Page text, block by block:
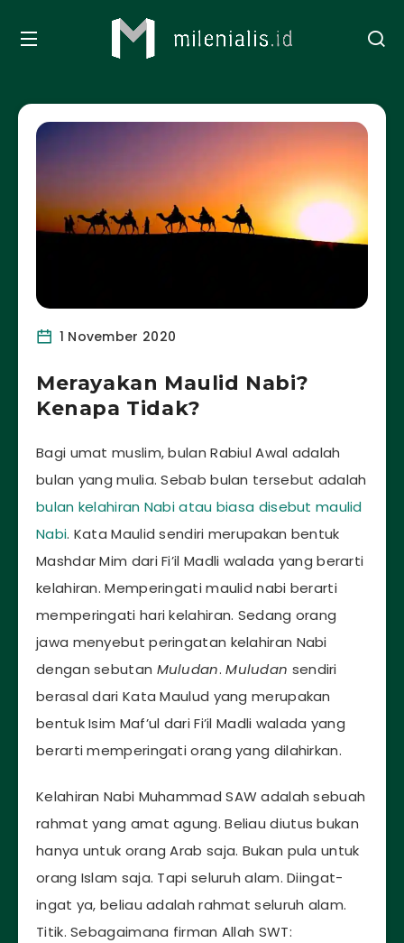
1 November 2020
Merayakan Maulid Nabi?
Kenapa Tidak?
Bagi umat muslim, bulan Rabiul Awal adalah
bulan yang mulia. Sebab bulan tersebut adalah
bulan kelahiran Nabi atau biasa disebut maulid
Nabi. Kata Maulid sendiri merupakan bentuk
Mashdar Mim dari Fi’il Madli walada yang berarti
kelahiran. Memperingati maulid nabi berarti
memperingati hari kelahiran. Sedang orang
jawa menyebut peringatan kelahiran Nabi
dengan sebutan Muludan.Muludan sendiri
berasal dari Kata Maulud yang merupakan
bentuk Isim Maf’ul dari Fi’il Madli walada yang
berarti memperingati orang yang dilahirkan.
Kelahiran Nabi Muhammad SAW adalah sebuah
rahmat yang amat agung. Beliau diutus bukan
hanya untuk orang Arab saja. Bukan pula untuk
orang Islam saja. Tapi seluruh alam. Diingat-
ingat ya, beliau adalah rahmat seluruh alam.
Titik. Sebagaimana firman Allah SWT: